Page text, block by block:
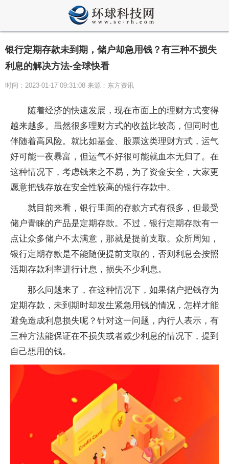
银行定期存款未到期，储户却急用钱？有三种不损失
利息的解决方法-全球快看
时间：2023-01-17 09:31:08 来源：东方资讯
随着经济的快速发展，现在市面上的理财方式变得
越来越多。虽然很多理财方式的收益比较高，但同时也
伴随着高风险。就比如基金、股票这类理财方式，运气
好可能一夜暴富，但运气不好很可能就血本无归了。在
这种情况下，考虑钱来之不易，为了资金安全，大家更
愿意把钱存放在安全性较高的银行存款中。
就目前来看，银行里面的存款方式有很多，但最受
储户青睐的产品是定期存款。不过，银行定期存款有一
点让众多储户不太满意，那就是提前支取。众所周知，
银行定期存款是不能随便提前支取的，否则利息会按照
活期存款利率进行计息，损失不少利息。
那么问题来了，在这种情况下，如果储户把钱存为
定期存款，未到期时却发生紧急用钱的情况，怎样才能
避免造成利息损失呢？针对这一问题，内行人表示，有
三种方法能保证在不损失或者减少利息的情况下，提到
自己想用的钱。